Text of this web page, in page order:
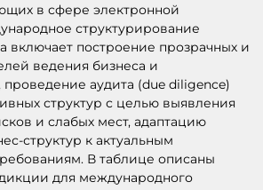
в сфере электронной
структурирование
включает построение прозрачных и
ведения бизнеса и
аудита (due diligence)
структур с целью выявления
и слабых мест, адаптацию
структур к актуальным
В таблице описаны
для международного